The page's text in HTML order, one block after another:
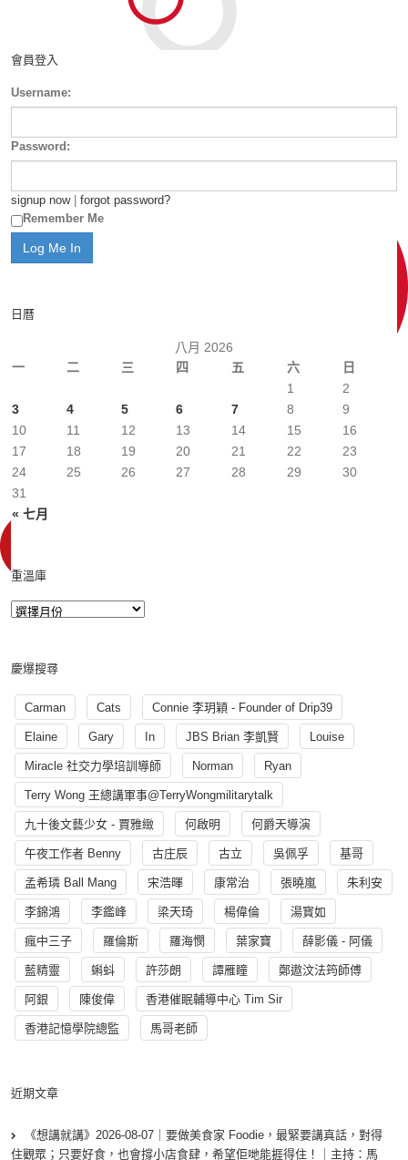
會員登入
Username:
Password:
signup now| forgot password?
Remember Me
日曆
八月 2026
一
二 三 四 五 六 日
« 七月
1
2
3
4 5 6 7 8
9
10
11 12 13 14 15
16
17
18 19 20 21 22
23
24
25 26 27 28 29
30
31
重溫庫
慶爆搜尋
Carman Cats Connie 李玥穎 - Founder of Drip39
Elaine Gary In JBS Brian 李凱賢 Louise
Miracle 社交力學培訓導師 Norman Ryan
Terry Wong 王總講軍事@TerryWongmilitarytalk
九十後文藝少女 - 賈雅緻 何啟明 何爵天導演
午夜工作者 Benny 古庄辰 古立 吳佩孚 基哥
孟希璘 Ball Mang 宋浩暉 康常治 張曉嵐 朱利安
李錦鴻 李鑑峰 梁天琦 楊偉倫 湯寳如
瘋中三子 羅倫斯 羅海憫 葉家寶 薛影儀 - 阿儀
藍精靈 蝌蚪 許莎朗 譚雁瞳 鄭遨汶法筠師傅
阿銀 陳俊偉 香港催眠輔導中心 Tim Sir
香港記憶學院總監 馬哥老師
近期文章
《想講就講》2026-08-07｜要做美食家 Foodie，最緊要講真話，對得
住觀眾；只要好食，也會撐小店食肆，希望佢哋能捱得住！｜主持：馬